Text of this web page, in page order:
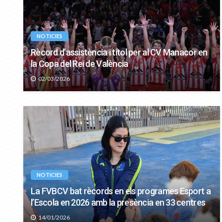
NOTICIES
Rècord d’assistència i títol per al CV Manacor en
la Copa del Rei de València
02/03/2026
NOTICIES
La FVBCV bat rècords en els programes Esport a
l’Escola en 2026 amb la presència en 33 centres
14/01/2026
NOTICIES
Suspesa
dissabte
vent
13/02/2026